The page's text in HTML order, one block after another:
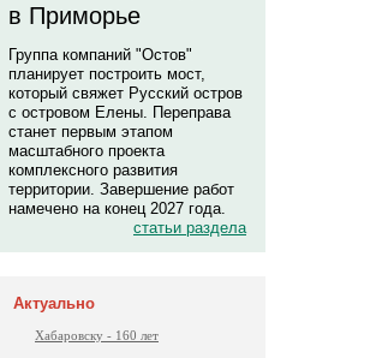
в Приморье
Группа компаний "Остов"
планирует построить мост,
который свяжет Русский остров
с островом Елены. Переправа
станет первым этапом
масштабного проекта
комплексного развития
территории. Завершение работ
намечено на конец 2027 года.
статьи раздела
Актуально
Хабаровску - 160 лет